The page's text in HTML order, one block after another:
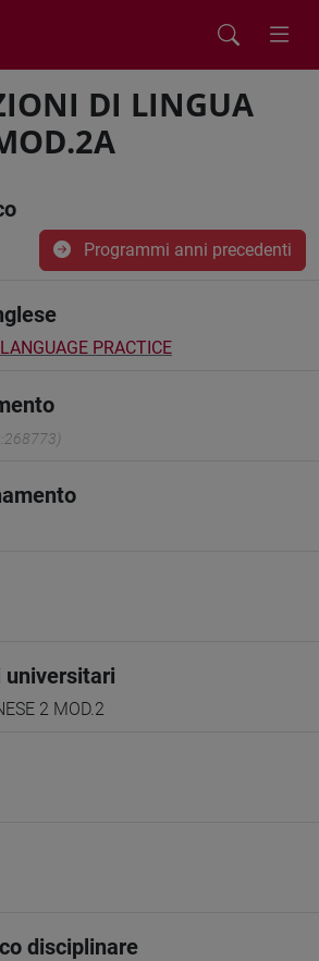
DI LINGUA
Programmi anni precedenti
PRACTICE
2 MOD.2
disciplinare